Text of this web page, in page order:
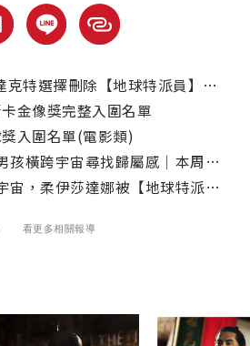
刪除【地球特派員】LGBTQ劇情的原因？
金像獎完整入圍名單
入圍名單(電影類)
宇宙尋找歸屬感｜本周上線、電視首播推薦
伊莎達娜被【地球特派員】感動決定獻聲
看更多相關報導